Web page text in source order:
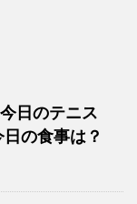
日のテニス
の食事は？